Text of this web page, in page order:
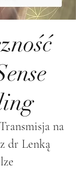
Transmisja na
dr Lenką